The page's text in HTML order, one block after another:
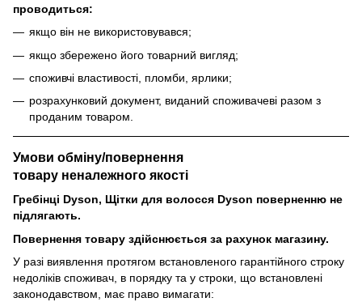
проводиться:
якщо він не використовувався;
якщо збережено його товарний вигляд;
споживчі властивості, пломби, ярлики;
розрахунковий документ, виданий споживачеві разом з
проданим товаром.
Умови обміну/повернення
товару неналежного якості
Гребінці Dyson, Щітки для волосся Dyson поверненню не
підлягають.
Повернення товару здійснюється за рахунок магазину.
У разі виявлення протягом встановленого гарантійного строку
недоліків споживач, в порядку та у строки, що встановлені
законодавством, має право вимагати: